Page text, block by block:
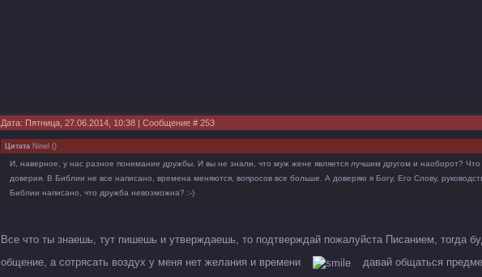
Дата: Пятница, 27.06.2014, 10:38 | Сообщение # 253
Цитата Ninel ()
И, наверное, у нас разное понимание дружбы. И вы не знали, что муж жене является лучшим другом и наоборот? Что
доверия. В Библии не все написано, времена меняются, вопросов все больше. А доверяю я Богу, Его Слову,
Библии написано, что дружба невозможна? :-)
Все что ты знаешь, тут пишешь и утверждаешь, то подтверждай пожалуйста Писанием, тогда
общение, а сотрясать воздух у меня нет желания и времени
давай общаться